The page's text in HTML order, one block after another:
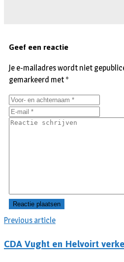
Previous article
CDA Vught en Helvoirt
Geef een reactie
Je e-mailadres wordt niet
gemarkeerd met *